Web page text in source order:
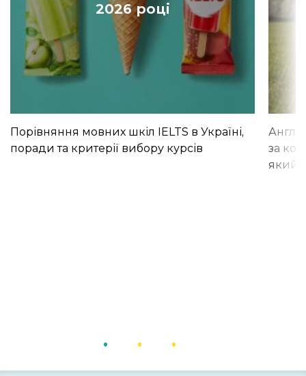
2026 році
Порівняння мовних шкіл IELTS в Україні,
поради та критерії вибору курсів
за
який